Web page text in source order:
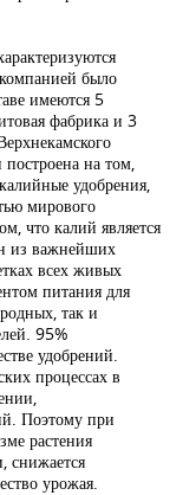
было
имеются 5
фабрика и 3
на том,
удобрения,
мирового
что калий является
из важнейших
всех живых
питания для
так и
95%
удобрений.
процессах в
Поэтому при
растения
снижается
урожая.